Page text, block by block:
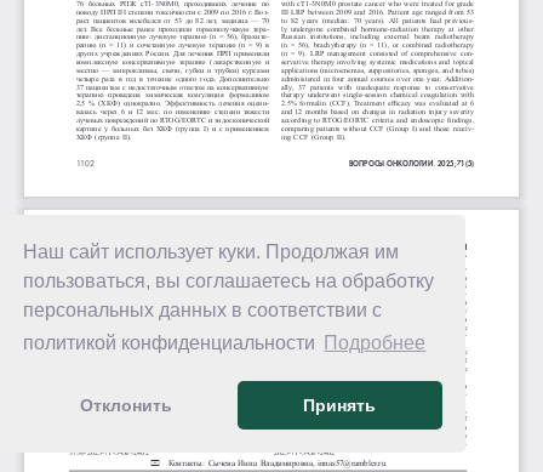
Наш сайт использует куки. Продолжая им
пользоваться, вы соглашаетесь на обработку
персональных данных в соответствии с
политикой конфиденциальности
Подробнее
Отклонить Принять